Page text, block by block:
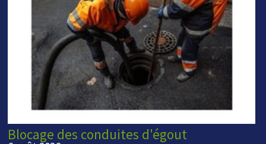
Blocage des conduites d'égout